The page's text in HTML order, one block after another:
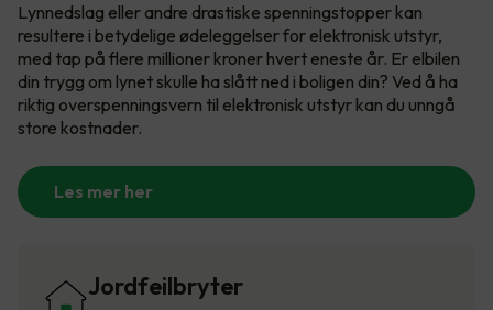
Lynnedslag eller andre drastiske spenningstopper kan
resultere i betydelige ødeleggelser for elektronisk utstyr,
med tap på flere millioner kroner hvert eneste år. Er elbilen
din trygg om lynet skulle ha slått ned i boligen din? Ved å ha
riktig overspenningsvern til elektronisk utstyr kan du unngå
store kostnader.
Les mer her
Jordfeilbryter